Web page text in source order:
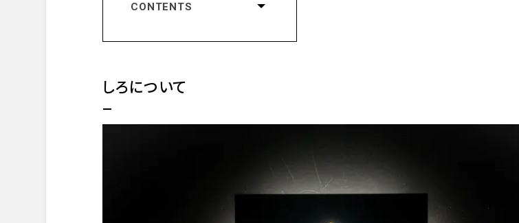
CONTENTS
コンセプト
レストランの評価
外観・エントランス
しろについて